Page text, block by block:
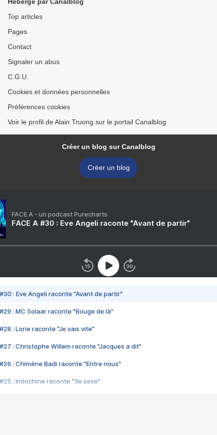
Top articles
Pages
Contact
Signaler un abus
C.G.U.
Cookies et données personnelles
Préférences cookies
Voir le profil de Alain Truong sur le portail Canalblog
Créer un blog sur Canalblog
Créer un blog
FACE A - un podcast Purecharts
FACE A #30 : Eve Angeli raconte "Avant de partir"
#30 : Eve Angeli raconte "Avant de partir"
#29 : MC Solaar raconte "Bouge de là"
#28 : Lorie raconte "Je vais vite"
#27 : Christophe Willem raconte "Jacques a dit"
#26 : Chimène Badi raconte "Entre nous"
#25 : Indochine raconte "3e sexe"